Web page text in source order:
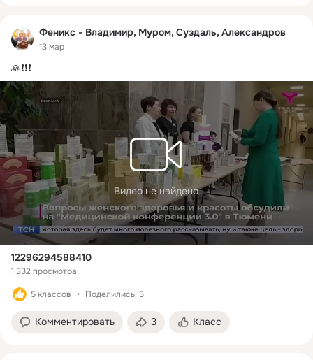
Феникс - Владимир, Муром, Суздаль, Александров
13 мар
🙏❗️❗️❗️
Видео не найдено
12296294588410
1 332 просмотра
5 классов Поделились: 3
Комментировать 3 Класс